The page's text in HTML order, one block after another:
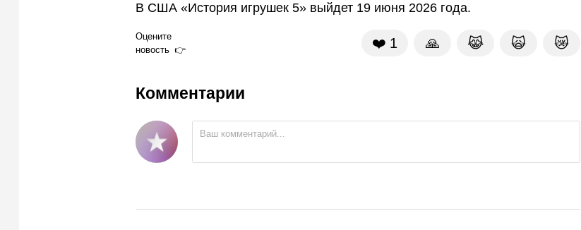
В США «История игрушек 5» выйдет 19 июня 2026 года.
Оцените
новость
❤️ 1 🙏 😹 🙀 😿
Комментарии